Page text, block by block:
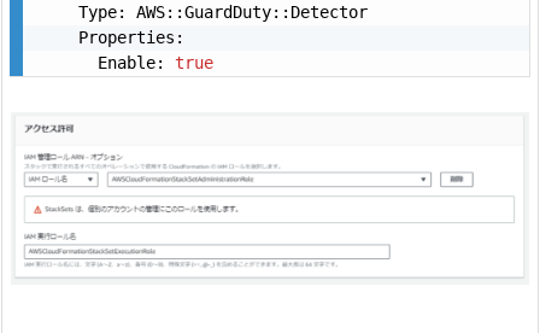
    Type: AWS::GuardDuty::Detector
    Properties:
      Enable:
true